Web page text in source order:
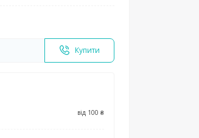
Купити
від 100 ₴